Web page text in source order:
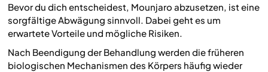
Bevor du dich entscheidest, Mounjaro abzusetzen, ist eine
sorgfältige Abwägung sinnvoll. Dabei geht es um
erwartete Vorteile und mögliche Risiken.
Nach Beendigung der Behandlung werden die früheren
biologischen Mechanismen des Körpers häufig wieder